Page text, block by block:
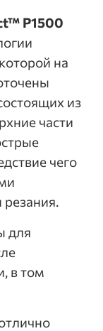
P1500
на
из
части
чего
резания.
для
в том